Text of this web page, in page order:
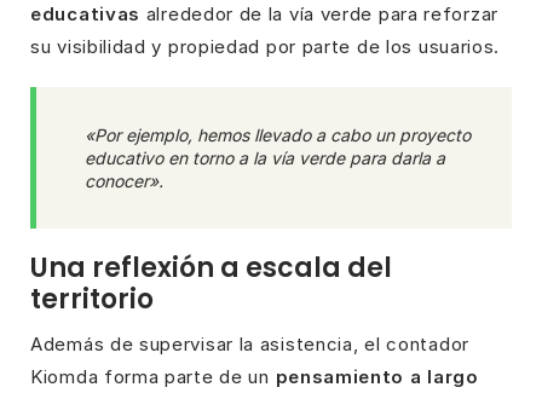
educativas alrededor de la vía verde para reforzar
su visibilidad y propiedad por parte de los usuarios.
«Por ejemplo, hemos llevado a cabo un proyecto
educativo en torno a la vía verde para darla a
conocer».
Una reflexión a escala del
territorio
Además de supervisar la asistencia, el contador
Kiomda forma parte de un pensamiento a largo